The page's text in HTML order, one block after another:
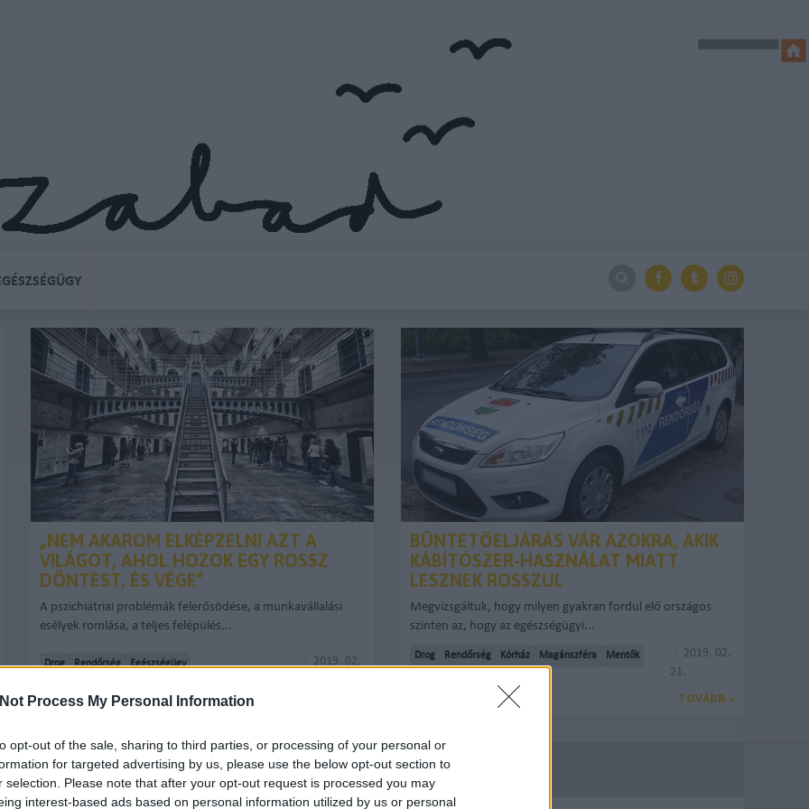
Process My Personal Information
opt-out of the sale, sharing to third parties, or processing of your personal or
for targeted advertising by us, please use the below opt-out section to
selection. Please note that after your opt-out request is processed you may
interest-based ads based on personal information utilized by us or personal
„NEM AKAROM ELKÉPZELNI AZT A
VILÁGOT, AHOL HOZOK EGY ROSSZ
DÖNTÉST, ÉS VÉGE”
A pszichiátriai problémák felerősödése, a munkavállalási
esélyek romlása, a teljes felépülés...
Drog Rendőrség Egészségügy
2019. 02.
BÜNTETŐELJÁRÁS VÁR AZOKRA, AKIK
KÁBÍTÓSZER-HASZNÁLAT MIATT
LESZNEK ROSSZUL
Megvizsgáltuk, hogy milyen gyakran fordul elő országos
szinten az, hogy az egészségügyi...
Drog Rendőrség Kórház Magánszféra
Mentők
2019. 02.
21.
TOVÁBB >
DROGMENTESSÉG HELYETT PÁRBESZÉDET